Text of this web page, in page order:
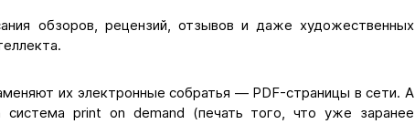
обзоров, рецензий, отзывов и даже художественных
их электронные собратья — PDF-страницы в сети. А
print on demand (печать того, что уже заранее